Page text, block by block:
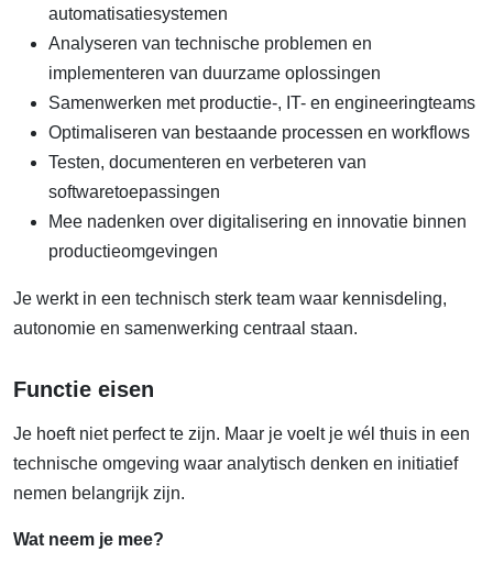
automatisatiesystemen
Analyseren van technische problemen en
implementeren van duurzame oplossingen
Samenwerken met productie-, IT- en engineeringteams
Optimaliseren van bestaande processen en workflows
Testen, documenteren en verbeteren van
softwaretoepassingen
Mee nadenken over digitalisering en innovatie binnen
productieomgevingen
Je werkt in een technisch sterk team waar kennisdeling,
autonomie en samenwerking centraal staan.
Functie eisen
Je hoeft niet perfect te zijn. Maar je voelt je wél thuis in een
technische omgeving waar analytisch denken en initiatief
nemen belangrijk zijn.
Wat neem je mee?